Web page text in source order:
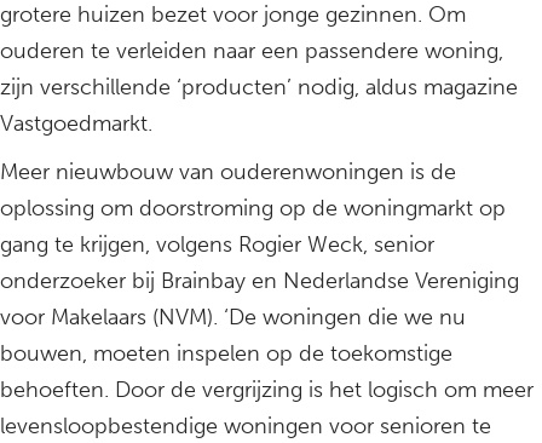
grotere huizen bezet voor jonge gezinnen. Om
ouderen te verleiden naar een passendere woning,
zijn verschillende ‘producten’ nodig, aldus magazine
Vastgoedmarkt.
Meer nieuwbouw van ouderenwoningen is de
oplossing om doorstroming op de woningmarkt op
gang te krijgen, volgens Rogier Weck, senior
onderzoeker bij Brainbay en Nederlandse Vereniging
voor Makelaars (NVM). ‘De woningen die we nu
bouwen, moeten inspelen op de toekomstige
behoeften. Door de vergrijzing is het logisch om meer
levensloopbestendige woningen voor senioren te